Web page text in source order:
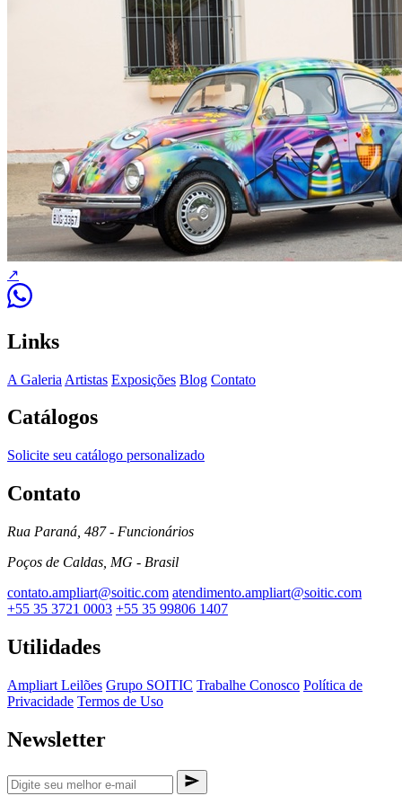
↗
Links
A Galeria Artistas Exposições Blog Contato
Catálogos
Solicite seu catálogo personalizado
Contato
Rua Paraná, 487 - Funcionários
Poços de Caldas, MG - Brasil
contato.ampliart@soitic.com atendimento.ampliart@soitic.com
+55 35 3721 0003 +55 35 99806 1407
Utilidades
Ampliart Leilões Grupo SOITIC Trabalhe Conosco Política de
Privacidade Termos de Uso
Newsletter